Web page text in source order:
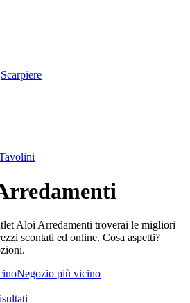
Scarpiere
Aloi Arredamenti troverai le migliori
scontati ed online. Cosa aspetti?
Negozio più vicino